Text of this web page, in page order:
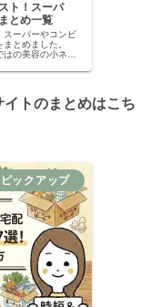
ト！スーパ
とめ一覧
スーパーやコンビ
とめました。
の美容の小ネタ
トのまとめはこち